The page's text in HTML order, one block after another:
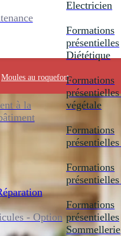
à la
- Option
Electricien
Formations
présentielles
Diététique
Formations
présentielles
végétale
Formations
présentielles
Formations
présentielles
Formations
présentielles
Sommellerie
Moules au roquefort